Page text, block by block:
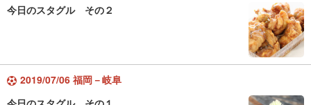
今日のスタグル その２
2019/07/06 福岡－岐阜